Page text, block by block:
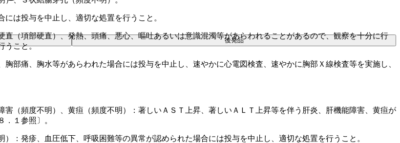
は投与を中止し、適切な処置を行うこと。
（項部硬直）、発熱、頭痛、悪心、嘔吐あるいは意識混濁等があらわれることがあるので、観察を十分に行
うこと。
部痛、胸水等があらわれた場合には投与を中止し、速やかに心電図検査、速やかに胸部Ｘ線検査等を実施し、
（頻度不明）、黄疸（頻度不明）：著しいＡＳＴ上昇、著しいＡＬＴ上昇等を伴う肝炎、肝機能障害、黄疸が
１参照〕。
：発疹、血圧低下、呼吸困難等の異常が認められた場合には投与を中止し、適切な処置を行うこと。
後発品